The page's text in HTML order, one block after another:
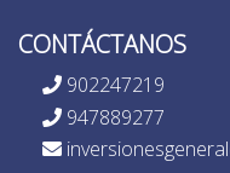
CONTÁCTANOS
902247219
947889277